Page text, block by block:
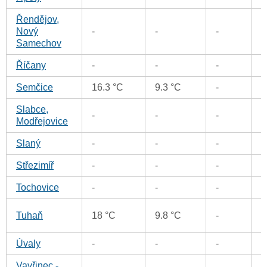
Řendějov,
Nový
Samechov
- - -
Říčany - - -
Semčice 16.3 °C 9.3 °C -
Slabce,
Modřejovice
- - -
Slaný - - -
Střezimíř - - -
Tochovice - - -
Tuhaň 18 °C 9.8 °C -
Úvaly - - -